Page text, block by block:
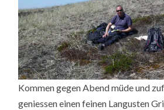
Kommen gegen Abend müde und
geniessen einen feinen Langusten